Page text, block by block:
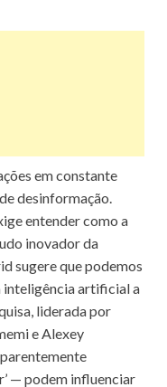
em constante
desinformação.
entender como a
inovador da
sugere que podemos
inteligência artificial a
liderada por
e Alexey
— podem influenciar